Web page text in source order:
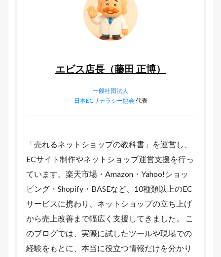
エビス店長（藤田 正博）
一般社団法人
日本ECリテラシー協会代表
「売れるネットショップの教科書」を運営し、
ECサイト制作やネットショップ運営支援を行っ
ています。楽天市場・Amazon・Yahoo!ショッ
ピング・Shopify・BASEなど、10種類以上のEC
サービスに携わり、ネットショップの立ち上げ
から売上改善まで幅広く支援してきました。 こ
のブログでは、実際に試したツールや現場での
経験をもとに、本当に役立つ情報だけを分かり